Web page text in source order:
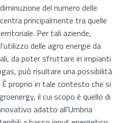
del numero delle
principalmente tra quelle
Per tali aziende,
delle agro energie da
da poter sfruttare in impianti
può risultare una possibilità
proprio in tale contesto che si
il cui scopo è quello di
adatto all’Umbria